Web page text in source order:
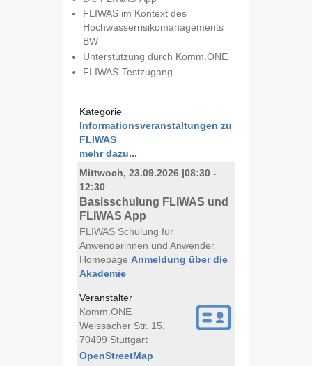
FLIWAS im Kontext des
Hochwasserrisikomanagements
BW
Unterstützung durch Komm.ONE
FLIWAS-Testzugang
Kategorie
Informationsveranstaltungen zu
FLIWAS
mehr dazu...
Mittwoch, 23.09.2026 |08:30 -
12:30
Basisschulung FLIWAS und
FLIWAS App
FLIWAS Schulung für
Anwenderinnen und Anwender
Homepage Anmeldung über die
Akademie
Veranstalter
Komm.ONE
Weissacher Str. 15,
70499 Stuttgart
OpenStreetMap